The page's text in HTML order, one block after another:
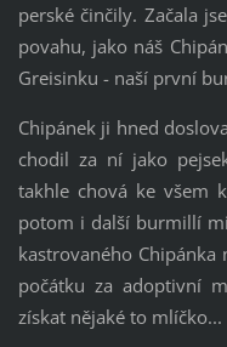
perské činčily. Začala
povahu, jako náš Chi
Greisinku - naší první
Chipánek ji hned
chodil za ní jako
takhle chová ke všem
potom i další burmillí mi
kastrovaného Chipánka
počátku za adoptivní
získat nějaké to mlíčko...